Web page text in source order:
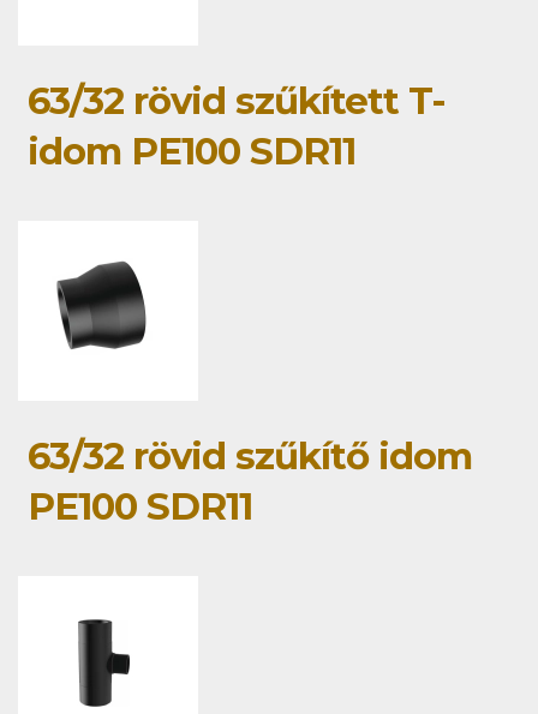
63/32 rövid szűkített T-
idom PE100 SDR11
63/32 rövid szűkítő idom
PE100 SDR11